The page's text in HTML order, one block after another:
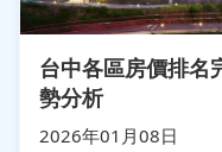
台中各區房價排名
勢分析
2026年01月08日